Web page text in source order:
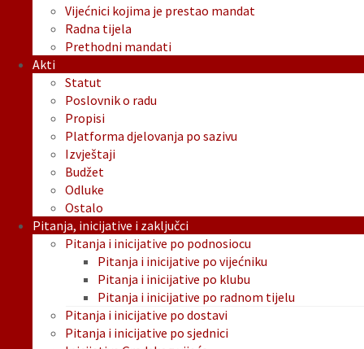
Vijećnici kojima je prestao mandat
Radna tijela
Prethodni mandati
Akti
Statut
Poslovnik o radu
Propisi
Platforma djelovanja po sazivu
Izvještaji
Budžet
Odluke
Ostalo
Pitanja, inicijative i zaključci
Pitanja i inicijative po podnosiocu
Pitanja i inicijative po vijećniku
Pitanja i inicijative po klubu
Pitanja i inicijative po radnom tijelu
Pitanja i inicijative po dostavi
Pitanja i inicijative po sjednici